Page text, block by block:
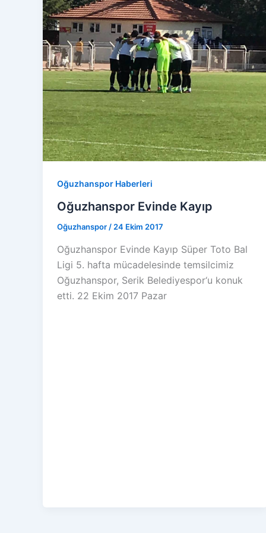
Oğuzhanspor Haberleri
Oğuzhanspor Evinde Kayıp
Oğuzhanspor/24 Ekim 2017
Oğuzhanspor Evinde Kayıp Süper Toto Bal
Ligi 5. hafta mücadelesinde temsilcimiz
Oğuzhanspor, Serik Belediyespor‘u konuk
etti. 22 Ekim 2017 Pazar